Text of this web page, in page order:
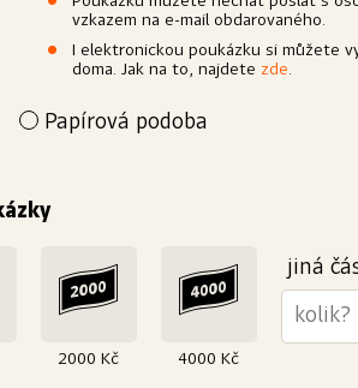
vzkazem na e-mail obdarovaného.
I elektronickou poukázku si můžete
doma. Jak na to, najdete zde.
Papírová podoba
2000 Kč 4000 Kč
jiná